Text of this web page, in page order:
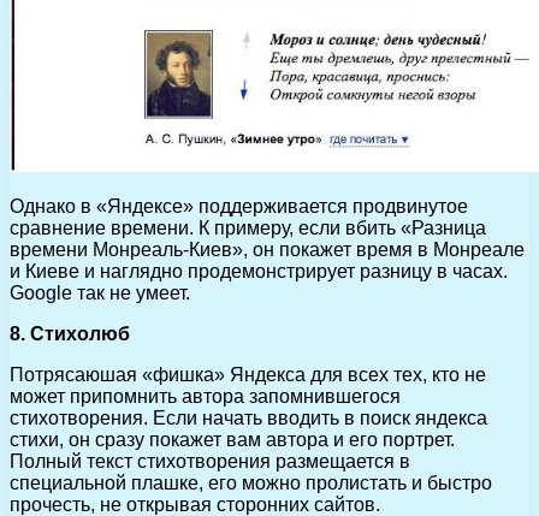
Однако в «Яндексе» поддерживается продвинутое
сравнение времени. К примеру, если вбить «Разница
времени Монреаль-Киев», он покажет время в Монреале
и Киеве и наглядно продемонстрирует разницу в часах.
Google так не умеет.
8. Стихолюб
Потрясаюшая «фишка» Яндекса для всех тех, кто не
может припомнить автора запомнившегося
стихотворения. Если начать вводить в поиск яндекса
стихи, он сразу покажет вам автора и его портрет.
Полный текст стихотворения размещается в
специальной плашке, его можно пролистать и быстро
прочесть, не открывая сторонних сайтов.